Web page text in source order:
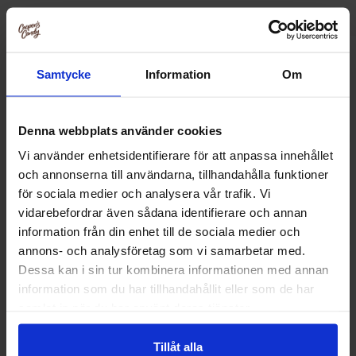
Samtycke Information Om
Denna webbplats använder cookies
Vi använder enhetsidentifierare för att anpassa innehållet
och annonserna till användarna, tillhandahålla funktioner
för sociala medier och analysera vår trafik. Vi
vidarebefordrar även sådana identifierare och annan
information från din enhet till de sociala medier och
annons- och analysföretag som vi samarbetar med.
Dessa kan i sin tur kombinera informationen med annan
information som du har tillhandahållit eller som de har
Tillåt alla
Relaterede produkter
Reeses Peanut Butter Thins Milk
Chocolate 87g
Reeses Peanut